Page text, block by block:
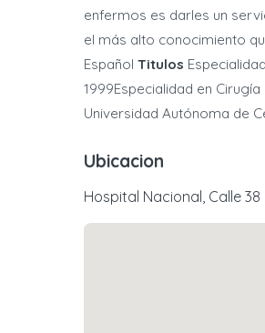
enfermos es darles un
el más alto conocimiento
Español Titulos
1999Especialidad en
Universidad Autónoma de
Ubicacion
Hospital Nacional, Calle 38